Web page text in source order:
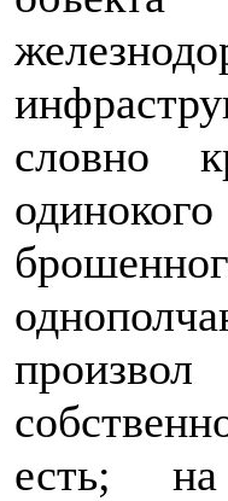
словно
есть; на